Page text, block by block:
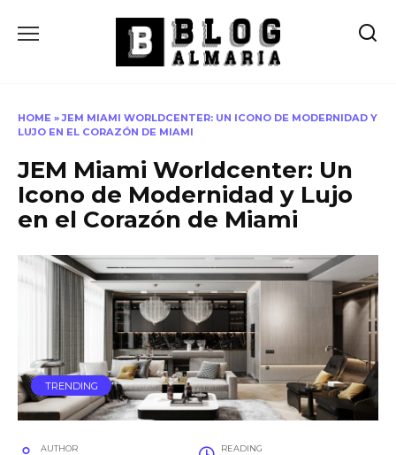
HOME »JEM MIAMI WORLDCENTER: UN ICONO DE MODERNIDAD Y
LUJO EN EL CORAZÓN DE MIAMI
JEM Miami Worldcenter: Un
Icono de Modernidad y Lujo
en el Corazón de Miami
TRENDING
AUTHOR READING